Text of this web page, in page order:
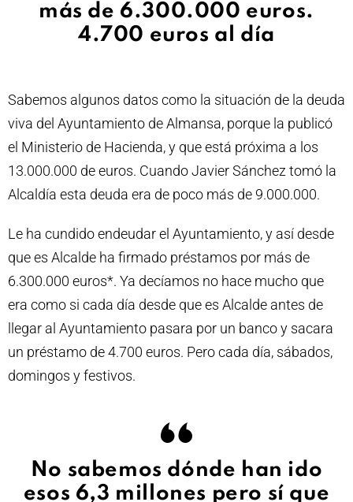
más de 6.300.000 euros.
4.700 euros al día
Sabemos algunos datos como la situación de la deuda
viva del Ayuntamiento de Almansa, porque la publicó
el Ministerio de Hacienda, y que está próxima a los
13.000.000 de euros. Cuando Javier Sánchez tomó la
Alcaldía esta deuda era de poco más de 9.000.000.
Le ha cundido endeudar el Ayuntamiento, y así desde
que es Alcalde ha firmado préstamos por más de
6.300.000 euros*. Ya decíamos no hace mucho que
era como si cada día desde que es Alcalde antes de
llegar al Ayuntamiento pasara por un banco y sacara
un préstamo de 4.700 euros. Pero cada día, sábados,
domingos y festivos.
No sabemos dónde han ido
esos 6,3 millones pero sí que